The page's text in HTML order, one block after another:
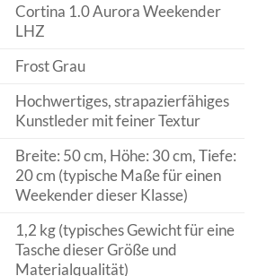
Cortina 1.0 Aurora Weekender
LHZ
Frost Grau
Hochwertiges, strapazierfähiges
Kunstleder mit feiner Textur
Breite: 50 cm, Höhe: 30 cm, Tiefe:
20 cm (typische Maße für einen
Weekender dieser Klasse)
1,2 kg (typisches Gewicht für eine
Tasche dieser Größe und
Materialqualität)